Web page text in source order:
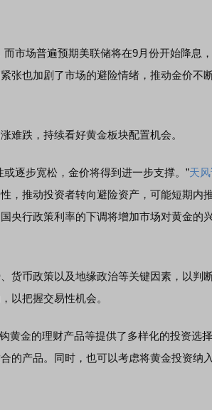
市场普遍预期美联储将在9月份开始降息
张也加剧了市场的避险情绪，推动金价不
跌，持续看好黄金板块配置机会。
逐步宽松，金价将得到进一步支撑。”天
，推动投资者转向避险资产，可能短期内
央行政策利率的下调将增加市场对黄金的
币政策以及地缘政治等关键因素，以判
以把握交易性机会。
金的理财产品等提供了多样化的投资选
的产品。同时，也可以考虑将黄金投资纳